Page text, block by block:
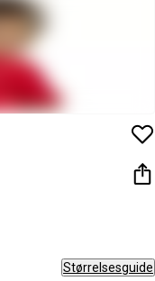
Størrelsesguide